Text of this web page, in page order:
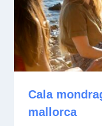
Cala
mallorca